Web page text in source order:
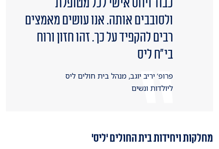
ולסובבים אותה. אנו עושים מאמצים
רבים להקפיד על כך. זהו חזון ורוח
בי״ח ליס
פרופ’ יריב יוגב, מנהל בית חולים ליס
ליולדות ונשים
מחלקות ויחידות בית החולים 'ליס'